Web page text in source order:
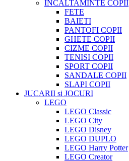
INCALTAMINTE COPII
FETE
BAIETI
PANTOFI COPII
GHETE COPII
CIZME COPII
TENISI COPII
SPORT COPII
SANDALE COPII
SLAPI COPII
JUCARII si JOCURI
LEGO
LEGO Classic
LEGO City
LEGO Disney
LEGO DUPLO
LEGO Harry Potter
LEGO Creator